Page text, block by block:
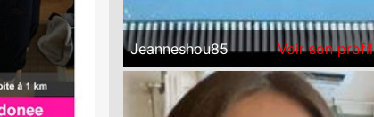
Jeanneshou85 Voir son profil